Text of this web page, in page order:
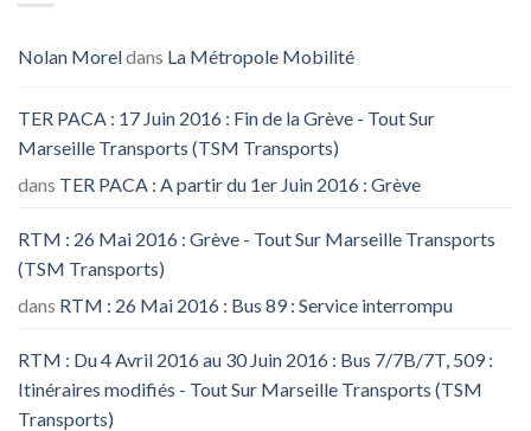
Nolan Moreldans La Métropole Mobilité
TER PACA : 17 Juin 2016 : Fin de la Grève - Tout Sur
Marseille Transports (TSM Transports)
dans TER PACA : A partir du 1er Juin 2016 : Grève
RTM : 26 Mai 2016 : Grève - Tout Sur Marseille Transports
(TSM Transports)
dans RTM : 26 Mai 2016 : Bus 89 : Service interrompu
RTM : Du 4 Avril 2016 au 30 Juin 2016 : Bus 7/7B/7T, 509 :
Itinéraires modifiés - Tout Sur Marseille Transports (TSM
Transports)